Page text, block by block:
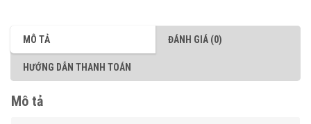
MÔ TẢ ĐÁNH GIÁ (0)
HƯỚNG DẪN THANH TOÁN
Mô tả